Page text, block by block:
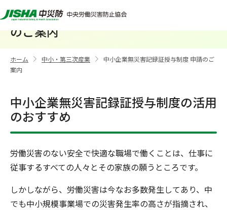
中小企業無災害記録証授与制度 申請
のご案内
ホーム >中小・第三次産業 >中小企業無災害記録証授与制度 申請のご
案内
中小企業無災害記録証授与制度の活用
のおすすめ
労働災害のない安全で快適な職場で働くことは、仕事に
従事するすべての人々とその家族の願うところです。
しかしながら、労働災害は今なお多数発生してあり、中
でも中小規模事業場での災害発生率の高さが指摘され、